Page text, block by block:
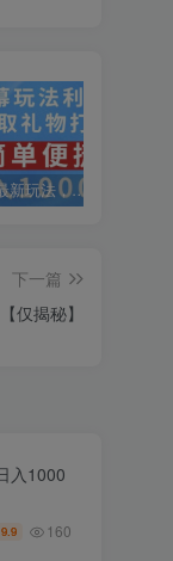
抖音弹幕最新玩法，利用粉丝好奇心赚取礼物打赏，轻松日入1000+
下一篇
仅揭秘】
入1000
9.9 160